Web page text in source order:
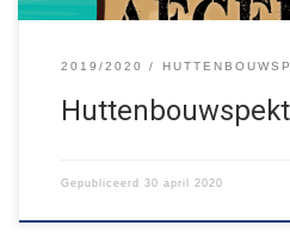
2019/2020
Gepubliceerd 30 april 2020